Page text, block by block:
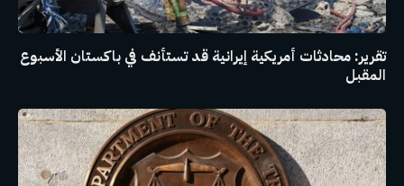
تقرير: محادثات أمريكية إيرانية قد تستأنف في باكستان الأسبوع
المقبل